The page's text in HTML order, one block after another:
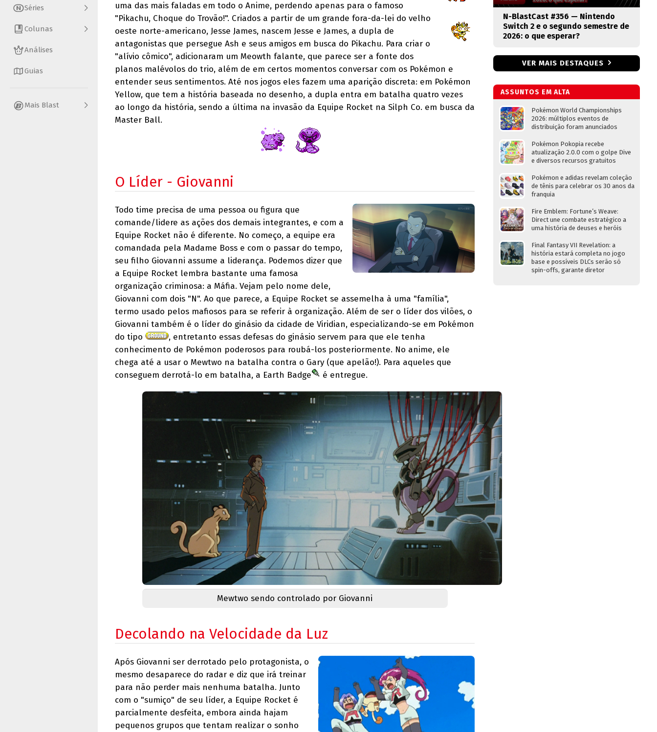
Séries
Colunas
Análises
Guias
Mais Blast
uma das mais faladas em todo o Anime, perdendo apenas para o famoso
"Pikachu, Choque do Trovão!". Criados a partir de um grande fora-da-lei do velho
oeste norte-americano, Jesse James, nascem Jesse e James, a dupla de
antagonistas que persegue Ash e seus amigos em busca do Pikachu. Para criar o
"alívio cômico", adicionaram um Meowth falante, que parece ser a fonte dos
planos malévolos do trio, além de em certos momentos conversar com os Pokémon e
entender seus sentimentos. Até nos jogos eles fazem uma aparição discreta: em Pokémon
Yellow, que tem a história baseada no desenho, a dupla entra em batalha quatro vezes
ao longo da história, sendo a última na invasão da Equipe Rocket na Silph Co. em busca da
Master Ball.
O Líder - Giovanni
Todo time precisa de uma pessoa ou figura que
comande/lidere as ações dos demais integrantes, e com a
Equipe Rocket não é diferente. No começo, a equipe era
comandada pela Madame Boss e com o passar do tempo,
seu filho Giovanni assume a liderança. Podemos dizer que
a Equipe Rocket lembra bastante uma famosa
organização criminosa: a Máfia. Vejam pelo nome dele,
Giovanni com dois "N". Ao que parece, a Equipe Rocket se assemelha à uma "família",
termo usado pelos mafiosos para se referir à organização. Além de ser o líder dos vilões, o
Giovanni também é o líder do ginásio da cidade de Viridian, especializando-se em Pokémon
do tipo
, entretanto essas defesas do ginásio servem para que ele tenha
conhecimento de Pokémon poderosos para roubá-los posteriormente. No anime, ele
chega até a usar o Mewtwo na batalha contra o Gary (que apelão!). Para aqueles que
conseguem derrotá-lo em batalha, a Earth Badge
é entregue.
Mewtwo sendo controlado por Giovanni
Decolando na Velocidade da Luz
Após Giovanni ser derrotado pelo protagonista, o
mesmo desaparece do radar e diz que irá treinar
para não perder mais nenhuma batalha. Junto
com o "sumiço" de seu líder, a Equipe Rocket é
parcialmente desfeita, embora ainda hajam
pequenos grupos que tentam realizar o sonho
N-BlastCast #356 — Nintendo
Switch 2 e o segundo semestre de
2026: o que esperar?
VER MAIS DESTAQUES
ASSUNTOS EM ALTA
Pokémon World Championships
2026: múltiplos eventos de
distribuição foram anunciados
Pokémon Pokopia recebe
atualização 2.0.0 com o golpe Dive
e diversos recursos gratuitos
Pokémon e adidas revelam coleção
de tênis para celebrar os 30 anos da
franquia
Fire Emblem: Fortune’s Weave:
Direct une combate estratégico a
uma história de deuses e heróis
Final Fantasy VII Revelation: a
história estará completa no jogo
base e possíveis DLCs serão só
spin-offs, garante diretor